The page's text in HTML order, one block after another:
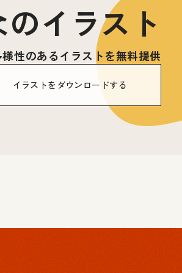
イラスト
性のあるイラストを無料提供
イラストをダウンロードする